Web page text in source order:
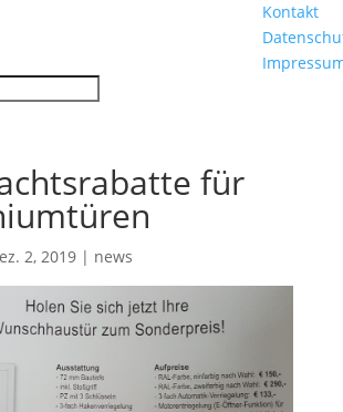
Kontakt
für
2, 2019| news